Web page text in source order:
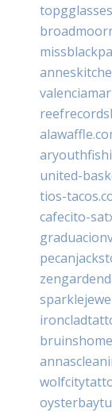
united-
tios-
cafecito-